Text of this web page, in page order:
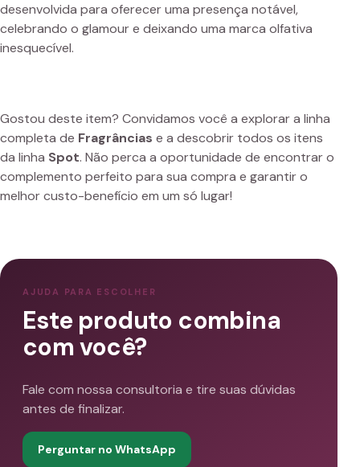
desenvolvida para oferecer uma presença notável,
celebrando o glamour e deixando uma marca olfativa
inesquecível.
Gostou deste item? Convidamos você a explorar a linha
completa de Fragrâncias e a descobrir todos os itens
da linha Spot. Não perca a oportunidade de encontrar o
complemento perfeito para sua compra e garantir o
melhor custo-benefício em um só lugar!
AJUDA PARA ESCOLHER
Este produto combina
com você?
Fale com nossa consultoria e tire suas dúvidas
antes de finalizar.
Perguntar no WhatsApp